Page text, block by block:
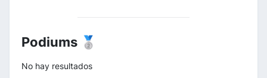
Podiums 🥈
No hay resultados